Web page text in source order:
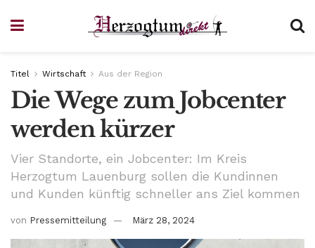
Titel Wirtschaft Aus der Region
Die Wege zum Jobcenter
werden kürzer
Vier Standorte, ein Jobcenter: Im Kreis
Herzogtum Lauenburg sollen die Kundinnen
und Kunden künftig schneller ans Ziel kommen
von Pressemitteilung März 28, 2024